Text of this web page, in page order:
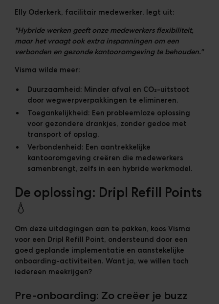
Elly Oderkerk, facilitair medewerker, legt uit:
"Hybride werken geeft onze medewerkers flexibiliteit,
maar het vraagt ook extra inspanningen om een
verbonden en gezonde kantooromgeving te behouden."
Visma wilde meer:
Duurzaamheid: Minder afval en CO₂-uitstoot
door wegwerpverpakkingen te elimineren.
Toegankelijkheid: Een probleemloze oplossing
voor gezondere drankjes, zonder gedoe met
transport of opslag.
Verbondenheid: Een aantrekkelijke
kantooromgeving creëren die medewerkers
samenbrengt, zelfs in een hybride werkmodel.
De oplossing: Dripl Refill Points
💧
Om deze uitdagingen aan te pakken, koos Visma
voor een Dripl Refill Point, ondersteund door een
goed geplande implementatie en aanstekelijke
onboarding-activiteiten. Want ja, we willen toch
iedereen meekrijgen?
Pre-onboarding: Zo creëer je buzz